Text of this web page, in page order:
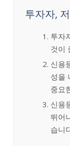
투자자,
투자
것이
신용
성을
중요
신용
뛰어
습니